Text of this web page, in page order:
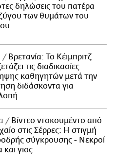
δηλώσεις του πατέρα
των θυμάτων του
Βρετανία: Το Κέιμπριτζ
τις διαδικασίες
καθηγητών μετά την
διδάσκοντα για
Βίντεο ντοκουμέντο από
στις Σέρρες: Η στιγμή
σύγκρουσης - Νεκροί
και γιος